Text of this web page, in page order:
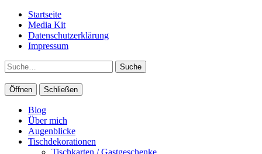
Startseite
Media Kit
Datenschutzerklärung
Impressum
Suche
Öffnen Schließen
Blog
Über mich
Augenblicke
Tischdekorationen
Tischkarten / Gastgeschenke